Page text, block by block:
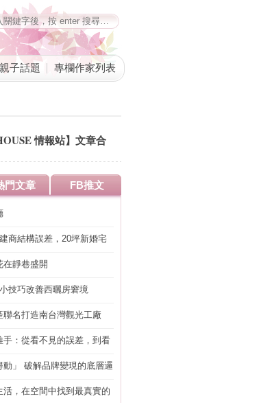
親子話題 專欄作家列表
情報站】文章合
門文章 FB推文
商結構誤差，20坪新婚宅
在靜巷盛開
技巧改善西曬房窘境
名打造南台灣觀光工廠
：從看不見的誤差，到看
」 破解品牌變現的底層邏
，在空間中找到最真實的